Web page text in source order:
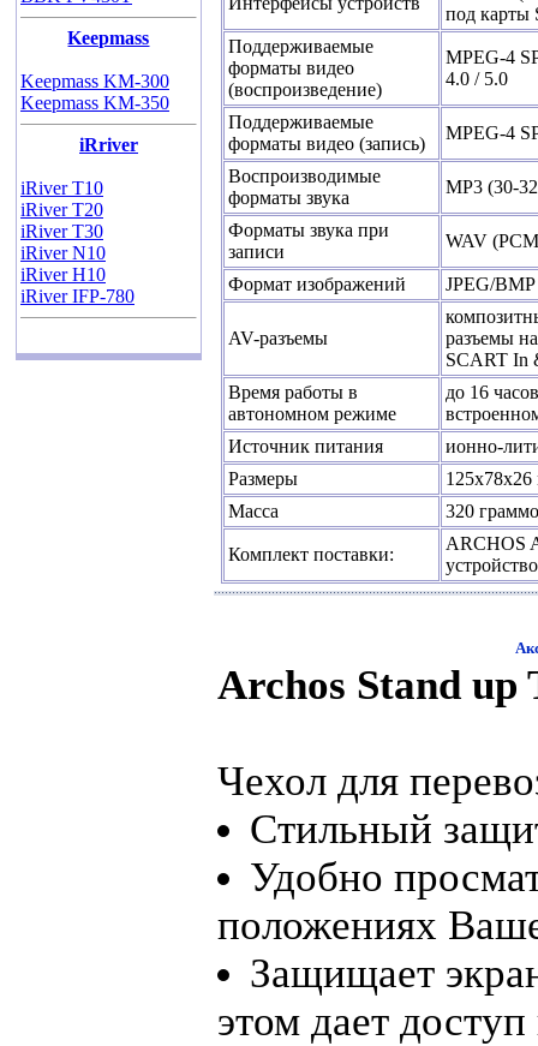
Keepmass
Keepmass KM-300
Keepmass KM-350
iRriver
iRiver T10
iRiver T20
iRiver T30
iRiver N10
iRiver H10
iRiver IFP-780
под карты
Поддерживаемые
форматы видео
(воспроизведение)
MPEG-4
4.0 / 5.0
Поддерживаемые
форматы видео (запись)
MPEG-4
Воспроизводимые
форматы звука
MP3 (30-
Форматы звука при
записи
WAV
Формат изображений JPEG/BMP
AV-разъемы
разъемы
SCART In
Время работы в
автономном режиме
до 16
Источник питания
ионно-
Размеры
Масса
320
Комплект поставки:
ARCHOS
Archos Stand up
Чехол для
Стильный
Удобно
положениях
Защищает
этом дает